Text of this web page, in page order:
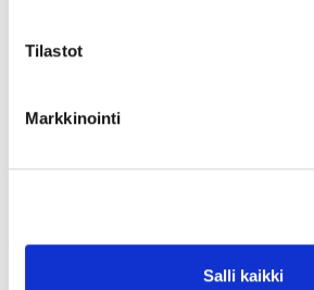
Tilastot
Markkinointi
Salli kaikki
Kivisormus, koko 18¾, 925br, Paino: 2,7 g